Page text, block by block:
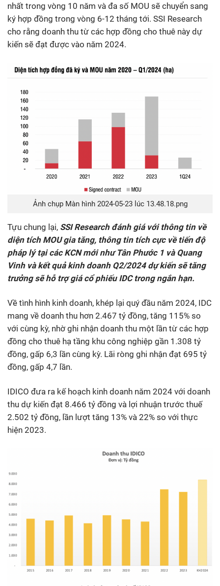
nhất trong vòng 10 năm và đa số MOU sẽ chuyển sang
ký hợp đồng trong vòng 6-12 tháng tới. SSI Research
cho rằng doanh thu từ các hợp đồng cho thuê này dự
kiến sẽ đạt được vào năm 2024.
Ảnh chụp Màn hình 2024-05-23 lúc 13.48.18.png
Tựu chung lại, SSI Research đánh giá với thông tin về
diện tích MOU gia tăng, thông tin tích cực về tiến độ
pháp lý tại các KCN mới như Tân Phước 1 và Quang
Vinh và kết quả kinh doanh Q2/2024 dự kiến sẽ tăng
trưởng sẽ hỗ trợ giá cổ phiếu IDC trong ngắn hạn.
Về tình hình kinh doanh, khép lại quý đầu năm 2024, IDC
mang về doanh thu hơn 2.467 tỷ đồng, tăng 115% so
với cùng kỳ, nhờ ghi nhận doanh thu một lần từ các hợp
đồng cho thuê hạ tầng khu công nghiệp gần 1.308 tỷ
đồng, gấp 6,3 lần cùng kỳ. Lãi ròng ghi nhận đạt 695 tỷ
đồng, gấp 4,7 lần.
IDICO đưa ra kế hoạch kinh doanh năm 2024 với doanh
thu dự kiến đạt 8.466 tỷ đồng và lợi nhuận trước thuế
2.502 tỷ đồng, lần lượt tăng 13% và 22% so với thực
hiện 2023.